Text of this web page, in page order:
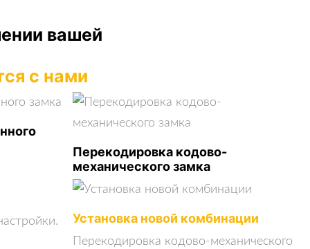
вашей
с нами
Перекодировка кодово-
механического замка
Установка новой комбинации
Перекодировка кодово-механического